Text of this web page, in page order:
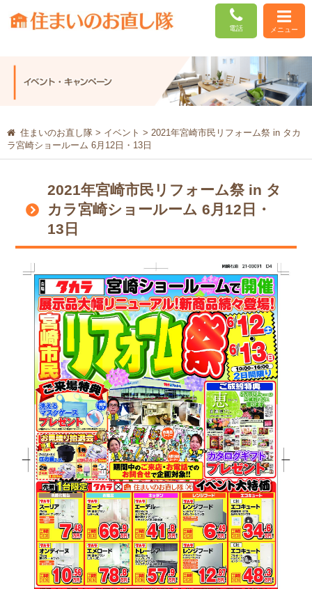
電話 メニュー
住まいのお直し隊> イベント > 2021年宮崎市民リフォーム祭 in タカ
ラ宮崎ショールーム 6月12日・13日
2021年宮崎市民リフォーム祭 in タ
カラ宮崎ショールーム 6月12日・
13日